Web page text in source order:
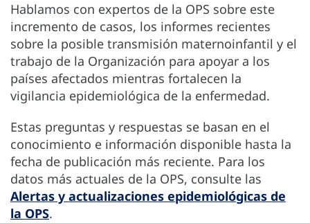
Hablamos con expertos de la OPS sobre este
incremento de casos, los informes recientes
sobre la posible transmisión maternoinfantil y el
trabajo de la Organización para apoyar a los
países afectados mientras fortalecen la
vigilancia epidemiológica de la enfermedad.
Estas preguntas y respuestas se basan en el
conocimiento e información disponible hasta la
fecha de publicación más reciente. Para los
datos más actuales de la OPS, consulte las
Alertas y actualizaciones epidemiológicas de
la OPS.